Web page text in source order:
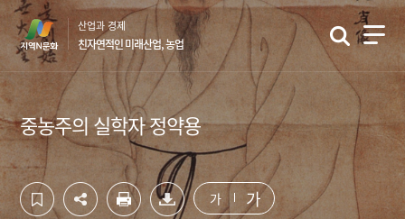
컨
텐
츠
영
역
바
로
가
기
하
단
영
역
바
로
가
기
산업과 경제
친자연적인 미래산업, 농업
중농주의 실학자 정약용
가 가